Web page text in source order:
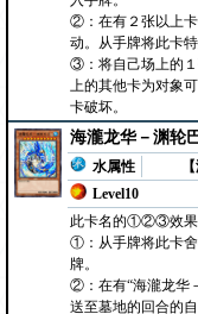
②：在有２张以上
动。从手牌将此卡特
③：将自己场上的１
上的其他卡为对象
卡破坏。
海瀧龙华－渊轮
水属性
Level10
此卡名的①②③效果
①：从手牌将此卡舍
牌。
②：在有“海瀧龙华
送至墓地的回合的